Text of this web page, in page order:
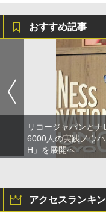
おすすめ記事
リコージャパンと
6000人の実践ノウ
H」を展開へ
アクセスランキ